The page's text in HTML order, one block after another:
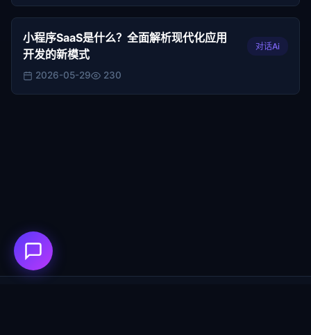
小程序SaaS是什么？全面解析现代化应用
开发的新模式
对话Ai
2026-05-29 230